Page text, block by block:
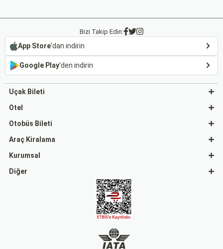
Bizi Takip Edin:
App Store'dan indirin
Google Play'den indirin
Uçak Bileti
Otel
Otobüs Bileti
Araç Kiralama
Kurumsal
Diğer